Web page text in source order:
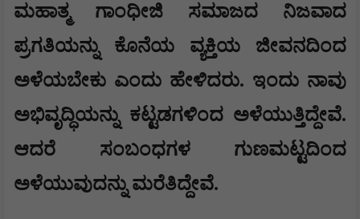
ಮಹಾತ್ಮ ಗಾಂಧೀಜಿ ಸಮಾಜದ ನಿಜವಾದ
ಪ್ರಗತಿಯನ್ನು ಕೊನೆಯ ವ್ಯಕ್ತಿಯ ಜೀವನದಿಂದ
ಅಳೆಯಬೇಕು ಎಂದು ಹೇಳಿದರು. ಇಂದು ನಾವು
ಅಭಿವೃದ್ಧಿಯನ್ನು ಕಟ್ಟಡಗಳಿಂದ ಅಳೆಯುತ್ತಿದ್ದೇವೆ.
ಆದರೆ ಸಂಬಂಧಗಳ ಗುಣಮಟ್ಟದಿಂದ
ಅಳೆಯುವುದನ್ನು ಮರೆತಿದ್ದೇವೆ.